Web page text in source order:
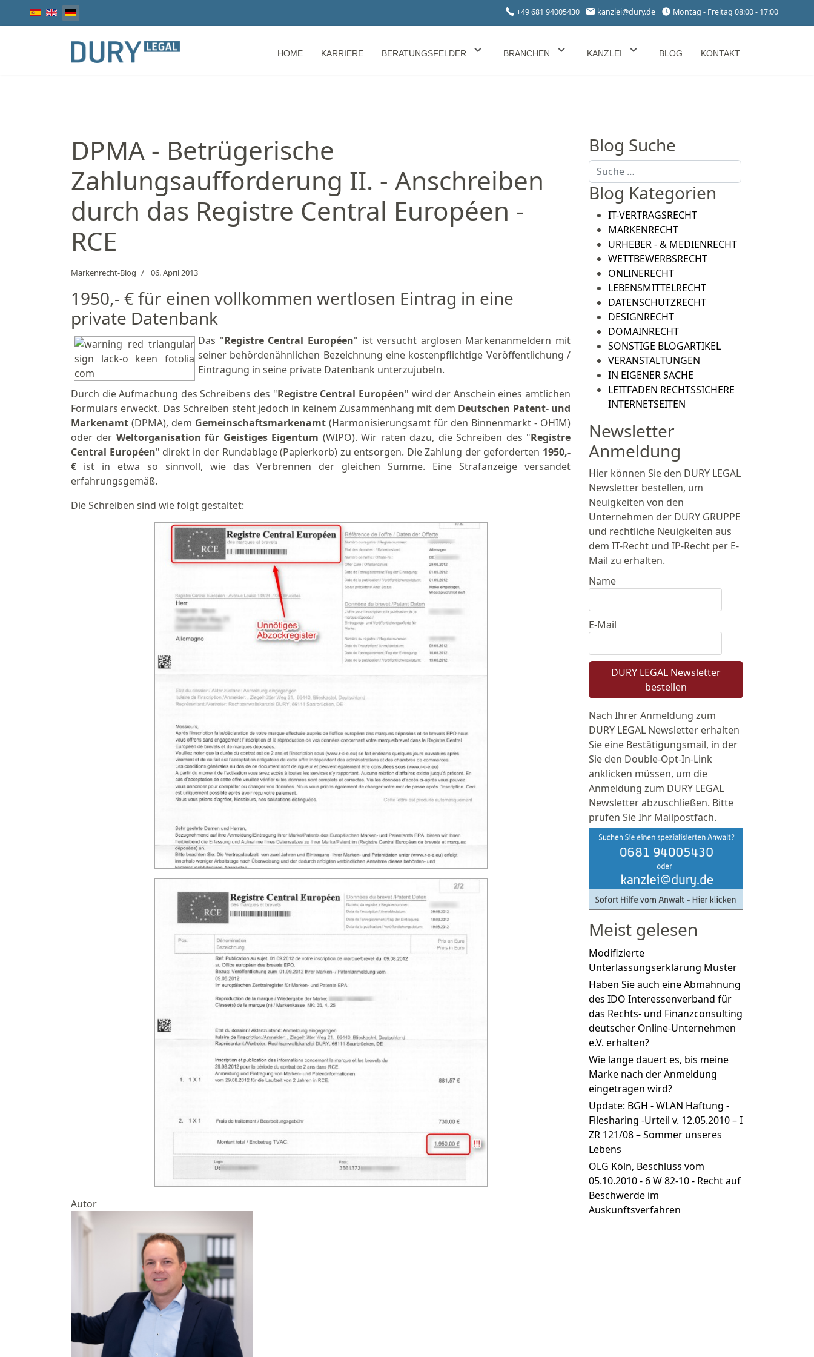
Sprache auswählen +49 681 94005430 kanzlei@dury.de Montag - Freitag 08:00 - 17:00
HOME KARRIERE BERATUNGSFELDER BRANCHEN KANZLEI BLOG KONTAKT
DPMA - Betrügerische
Zahlungsaufforderung II. - Anschreiben
durch das Registre Central Européen -
RCE
Markenrecht-Blog 06. April 2013
1950,- € für einen vollkommen wertlosen Eintrag in eine
private Datenbank
Das "Registre Central Européen" ist versucht arglosen Markenanmeldern mit
seiner behördenähnlichen Bezeichnung eine kostenpflichtige Veröffentlichung /
Eintragung in seine private Datenbank unterzujubeln.
Durch die Aufmachung des Schreibens des "Registre Central Européen" wird der Anschein eines amtlichen
Formulars erweckt. Das Schreiben steht jedoch in keinem Zusammenhang mit dem Deutschen Patent- und
Markenamt (DPMA), dem Gemeinschaftsmarkenamt (Harmonisierungsamt für den Binnenmarkt - OHIM)
oder der Weltorganisation für Geistiges Eigentum (WIPO). Wir raten dazu, die Schreiben des "Registre
Central Européen" direkt in der Rundablage (Papierkorb) zu entsorgen. Die Zahlung der geforderten 1950,-
€ ist in etwa so sinnvoll, wie das Verbrennen der gleichen Summe. Eine Strafanzeige versandet
erfahrungsgemäß.
Die Schreiben sind wie folgt gestaltet:
Autor
Blog Suche
Suchen
Blog Kategorien
IT-VERTRAGSRECHT
MARKENRECHT
URHEBER - & MEDIENRECHT
WETTBEWERBSRECHT
ONLINERECHT
LEBENSMITTELRECHT
DATENSCHUTZRECHT
DESIGNRECHT
DOMAINRECHT
SONSTIGE BLOGARTIKEL
VERANSTALTUNGEN
IN EIGENER SACHE
LEITFADEN RECHTSSICHERE
INTERNETSEITEN
Newsletter
Anmeldung
Hier können Sie den DURY LEGAL
Newsletter bestellen, um
Neuigkeiten von den
Unternehmen der DURY GRUPPE
und rechtliche Neuigkeiten aus
dem IT-Recht und IP-Recht per E-
Mail zu erhalten.
Name
E-Mail
DURY LEGAL Newsletter
bestellen
Nach Ihrer Anmeldung zum
DURY LEGAL Newsletter erhalten
Sie eine Bestätigungsmail, in der
Sie den Double-Opt-In-Link
anklicken müssen, um die
Anmeldung zum DURY LEGAL
Newsletter abzuschließen. Bitte
prüfen Sie Ihr Mailpostfach.
Meist gelesen
Modifizierte
Unterlassungserklärung Muster
Haben Sie auch eine Abmahnung
des IDO Interessenverband für
das Rechts- und Finanzconsulting
deutscher Online-Unternehmen
e.V. erhalten?
Wie lange dauert es, bis meine
Marke nach der Anmeldung
eingetragen wird?
Update: BGH - WLAN Haftung -
Filesharing -Urteil v. 12.05.2010 – I
ZR 121/08 – Sommer unseres
Lebens
OLG Köln, Beschluss vom
05.10.2010 - 6 W 82-10 - Recht auf
Beschwerde im
Auskunftsverfahren